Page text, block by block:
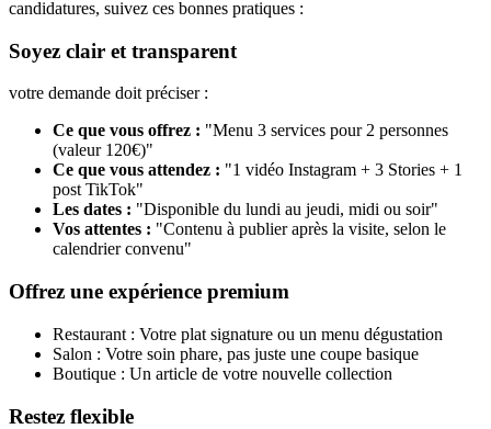
candidatures, suivez ces bonnes pratiques :
Soyez clair et transparent
votre demande doit préciser :
Ce que vous offrez : "Menu 3 services pour 2 personnes
(valeur 120€)"
Ce que vous attendez : "1 vidéo Instagram + 3 Stories + 1
post TikTok"
Les dates : "Disponible du lundi au jeudi, midi ou soir"
Vos attentes : "Contenu à publier après la visite, selon le
calendrier convenu"
Offrez une expérience premium
Restaurant : Votre plat signature ou un menu dégustation
Salon : Votre soin phare, pas juste une coupe basique
Boutique : Un article de votre nouvelle collection
Restez flexible